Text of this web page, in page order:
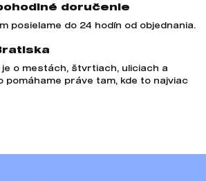
doručenie
posielame do 24 hodín od objednania.
je o mestách, štvrtiach, uliciach a
pomáhame práve tam, kde to najviac